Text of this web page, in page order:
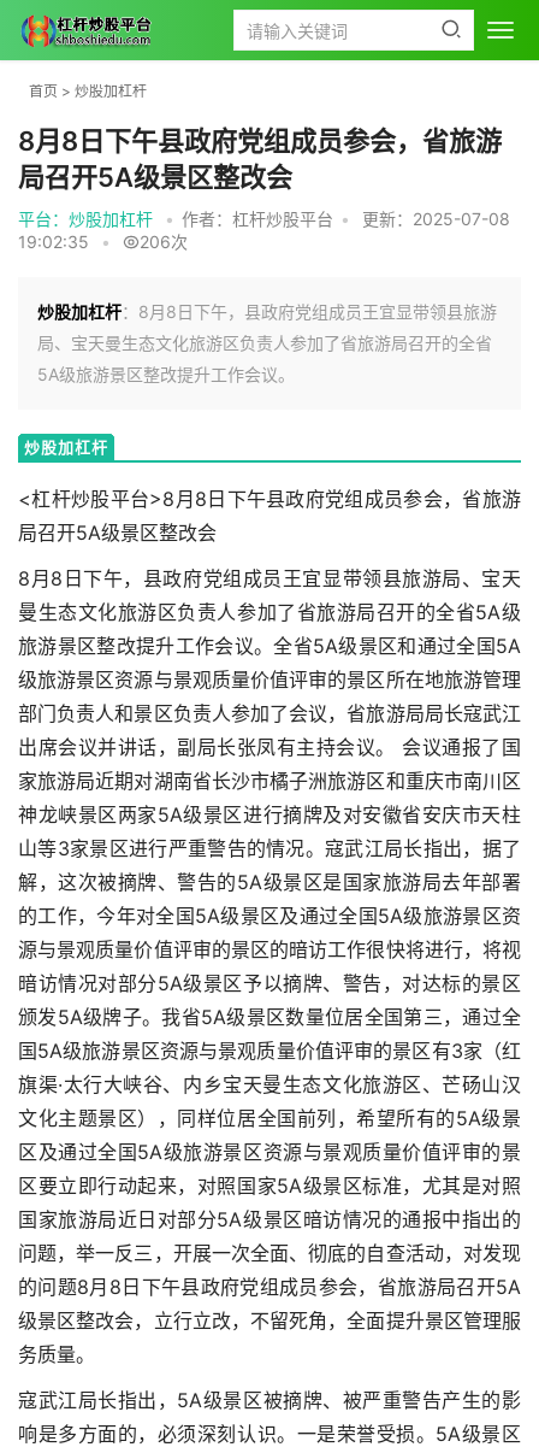
首页 > 炒股加杠杆
8月8日下午县政府党组成员参会，省旅游
局召开5A级景区整改会
平台：炒股加杠杆 • 作者：杠杆炒股平台 •
更新：2025-07-08
19:02:35
• 206次
炒股加杠杆：8月8日下午，县政府党组成员王宜显带领县旅游
局、宝天曼生态文化旅游区负责人参加了省旅游局召开的全省
5A级旅游景区整改提升工作会议。
炒股加杠杆
<杠杆炒股平台>8月8日下午县政府党组成员参会，省旅游
局召开5A级景区整改会
8月8日下午，县政府党组成员王宜显带领县旅游局、宝天
曼生态文化旅游区负责人参加了省旅游局召开的全省5A级
旅游景区整改提升工作会议。全省5A级景区和通过全国5A
级旅游景区资源与景观质量价值评审的景区所在地旅游管理
部门负责人和景区负责人参加了会议，省旅游局局长寇武江
出席会议并讲话，副局长张凤有主持会议。 会议通报了国
家旅游局近期对湖南省长沙市橘子洲旅游区和重庆市南川区
神龙峡景区两家5A级景区进行摘牌及对安徽省安庆市天柱
山等3家景区进行严重警告的情况。寇武江局长指出，据了
解，这次被摘牌、警告的5A级景区是国家旅游局去年部署
的工作，今年对全国5A级景区及通过全国5A级旅游景区资
源与景观质量价值评审的景区的暗访工作很快将进行，将视
暗访情况对部分5A级景区予以摘牌、警告，对达标的景区
颁发5A级牌子。我省5A级景区数量位居全国第三，通过全
国5A级旅游景区资源与景观质量价值评审的景区有3家（红
旗渠·太行大峡谷、内乡宝天曼生态文化旅游区、芒砀山汉
文化主题景区），同样位居全国前列，希望所有的5A级景
区及通过全国5A级旅游景区资源与景观质量价值评审的景
区要立即行动起来，对照国家5A级景区标准，尤其是对照
国家旅游局近日对部分5A级景区暗访情况的通报中指出的
问题，举一反三，开展一次全面、彻底的自查活动，对发现
的问题8月8日下午县政府党组成员参会，省旅游局召开5A
级景区整改会，立行立改，不留死角，全面提升景区管理服
务质量。
寇武江局长指出，5A级景区被摘牌、被严重警告产生的影
响是多方面的，必须深刻认识。一是荣誉受损。5A级景区